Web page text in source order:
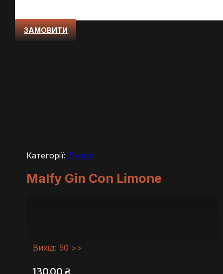
ЗАМОВИТИ
Категорії: Джин
Malfy Gin Con Limone
Вихід: 50 >>
130,00₴